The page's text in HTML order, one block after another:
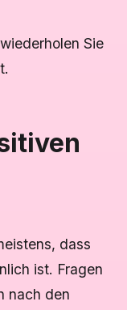
Sie
dass
ist. Fragen
nach den